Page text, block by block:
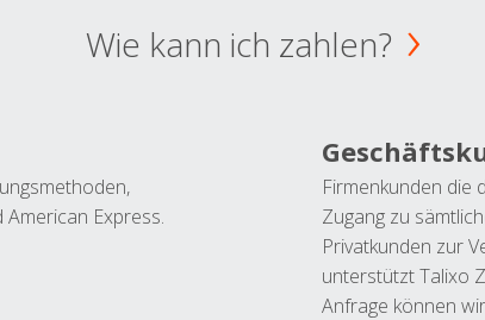
Wie kann ich zahlen?
Express.
Firmenkunden die
Zugang zu
Privatkunden zur
unterstützt Talixo
Anfrage können